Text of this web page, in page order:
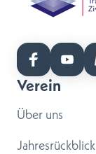
Verein
Über uns
Jahresrückblick